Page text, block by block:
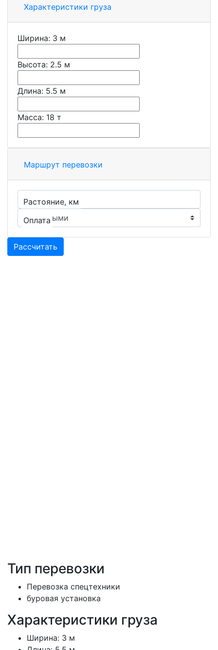
Характеристики груза
Ширина: 3 м
Высота: 2.5 м
Длина: 5.5 м
Масса: 18 т
Маршрут перевозки
Растояние, км
Оплата
Рассчитать
Тип перевозки
Перевозка спецтехники
буровая установка
Характеристики груза
Ширина: 3 м